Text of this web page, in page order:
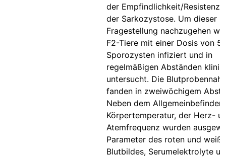
der Empfindlichkeit/Resistenz
der Sarkozystose. Um dieser
Fragestellung nachzugehen
F2-Tiere mit einer Dosis von
Sporozysten infiziert und in
regelmäßigen Abständen
untersucht. Die
fanden in zweiwöchigem
Neben dem
Körpertemperatur, der Herz-
Atemfrequenz wurden
Parameter des roten und
Blutbildes, Serumelektrolyte